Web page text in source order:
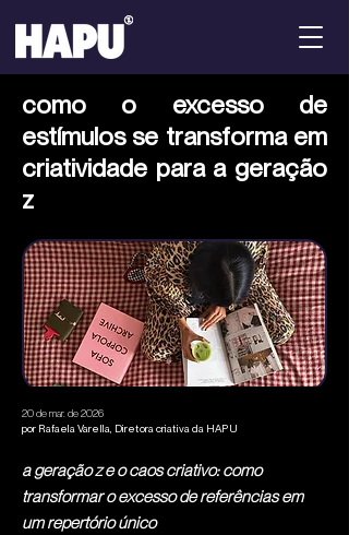
como o excesso de
estímulos se transforma em
criatividade para a geração
z
20 de mar. de 2026
por Rafaela Varella, Diretora criativa da HAPU
a geração z e o caos criativo: como
transformar o excesso de referências em
um repertório único